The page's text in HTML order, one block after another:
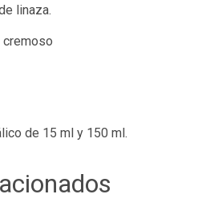
linaza.
cremoso
de 15 ml y 150 ml.